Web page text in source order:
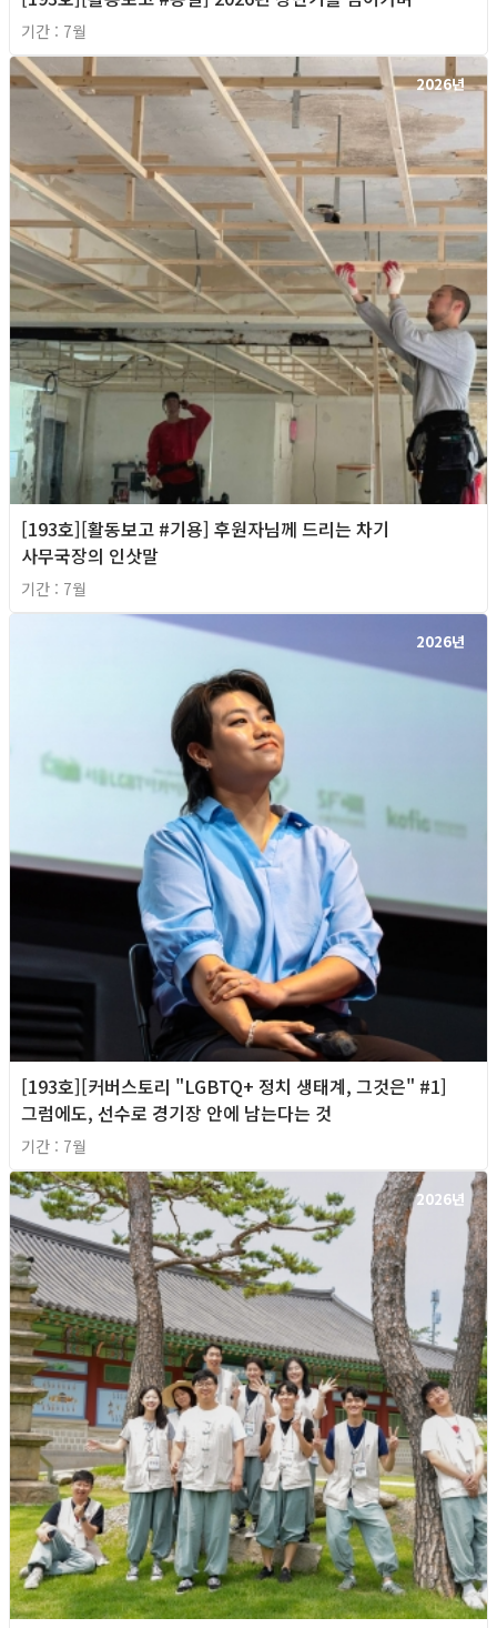
기간 : 7월
2026년
[193호][활동보고 #기용] 후원자님께 드리는 차기
사무국장의 인삿말
기간 : 7월
2026년
[193호][커버스토리 "LGBTQ+ 정치 생태계, 그것은" #1]
그럼에도, 선수로 경기장 안에 남는다는 것
기간 : 7월
2026년